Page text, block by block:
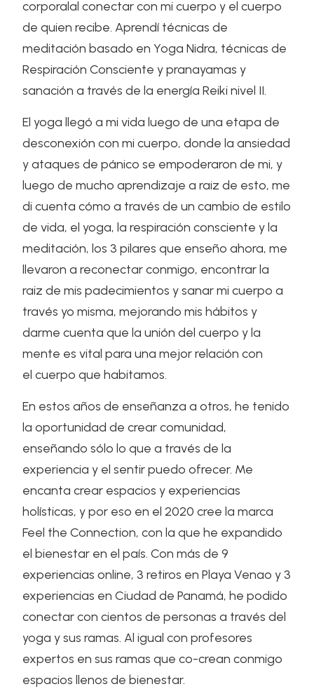
corporalal conectar con mi cuerpo y el cuerpo
de quien recibe. Aprendí técnicas de
meditación basado en Yoga Nidra, técnicas de
Respiración Consciente y pranayamas y
sanación a través de la energía Reiki nivel II.
El yoga llegó a mi vida luego de una etapa de
desconexión con mi cuerpo, donde la ansiedad
y ataques de pánico se empoderaron de mi, y
luego de mucho aprendizaje a raiz de esto, me
di cuenta cómo a través de un cambio de estilo
de vida, el yoga, la respiración consciente y la
meditación, los 3 pilares que enseño ahora, me
llevaron a reconectar conmigo, encontrar la
raiz de mis padecimientos y sanar mi cuerpo a
través yo misma, mejorando mis hábitos y
darme cuenta que la unión del cuerpo y la
mente es vital para una mejor relación con
el cuerpo que habitamos.
En estos años de enseñanza a otros, he tenido
la oportunidad de crear comunidad,
enseñando sólo lo que a través de la
experiencia y el sentir puedo ofrecer. Me
encanta crear espacios y experiencias
holísticas, y por eso en el 2020 cree la marca
Feel the Connection, con la que he expandido
el bienestar en el país. Con más de 9
experiencias online, 3 retiros en Playa Venao y 3
experiencias en Ciudad de Panamá, he podido
conectar con cientos de personas a través del
yoga y sus ramas. Al igual con profesores
expertos en sus ramas que co-crean conmigo
espacios llenos de bienestar.